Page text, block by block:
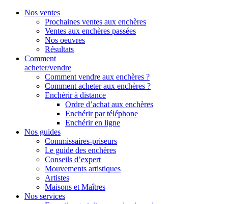
Nos ventes
Prochaines ventes aux enchères
Ventes aux enchères passées
Nos oeuvres
Résultats
Comment
acheter/vendre
Comment vendre aux enchères ?
Comment acheter aux enchères ?
Enchérir à distance
Ordre d’achat aux enchères
Enchérir par téléphone
Enchérir en ligne
Nos guides
Commissaires-priseurs
Le guide des enchères
Conseils d’expert
Mouvements artistiques
Artistes
Maisons et Maîtres
Nos services